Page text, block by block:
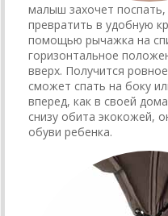
малыш захочет
превратить в удобную
помощью рычажка на
горизонтальное
вверх. Получится
сможет спать на боку
вперед, как в своей
снизу обита экокожей,
обуви ребенка.